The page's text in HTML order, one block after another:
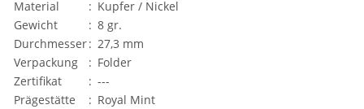
Material
: Kupfer / Nickel
Gewicht
: 8 gr.
Durchmesser: 27,3 mm
Verpackung
: Folder
Zertifikat
: ---
Prägestätte
: Royal Mint